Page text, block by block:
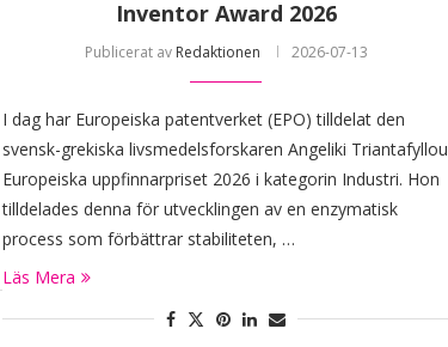
Inventor Award 2026
Publicerat av Redaktionen 2026-07-13
I dag har Europeiska patentverket (EPO) tilldelat den
svensk-grekiska livsmedelsforskaren Angeliki Triantafyllou
Europeiska uppfinnarpriset 2026 i kategorin Industri. Hon
tilldelades denna för utvecklingen av en enzymatisk
process som förbättrar stabiliteten, …
Läs Mera